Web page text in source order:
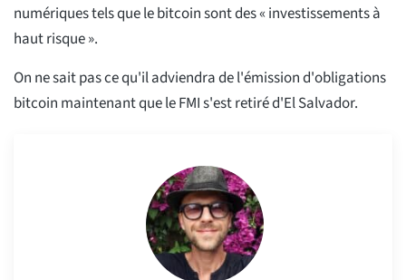
numériques tels que le bitcoin sont des « investissements à
haut risque ».
On ne sait pas ce qu'il adviendra de l'émission d'obligations
bitcoin maintenant que le FMI s'est retiré d'El Salvador.